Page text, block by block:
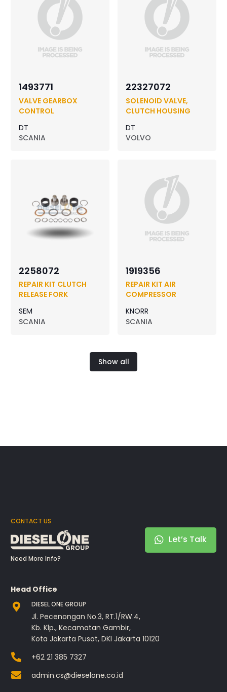
1493771
VALVE GEARBOX
CONTROL
DT
SCANIA
22327072
SOLENOID VALVE,
CLUTCH HOUSING
DT
VOLVO
2258072
REPAIR KIT CLUTCH
RELEASE FORK
SEM
SCANIA
1919356
REPAIR KIT AIR
COMPRESSOR
KNORR
SCANIA
Show all
CONTACT US
Need More Info?
Let’s Talk
Head Office
DIESEL ONE GROUP
Jl. Pecenongan No.3, RT.1/RW.4,
Kb. Klp., Kecamatan Gambir,
Kota Jakarta Pusat, DKI Jakarta 10120
+62 21 385 7327
admin.cs@dieselone.co.id